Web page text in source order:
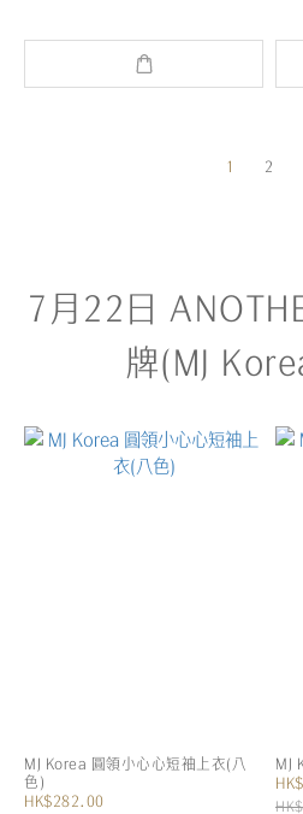
1 2
7月22日
牌(MJ
MJ Korea 圓領小心心短袖上衣(八
色)
HK$282.00
MJ